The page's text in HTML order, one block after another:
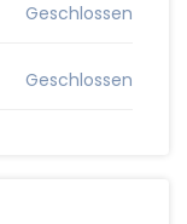
Geschlossen
Geschlossen